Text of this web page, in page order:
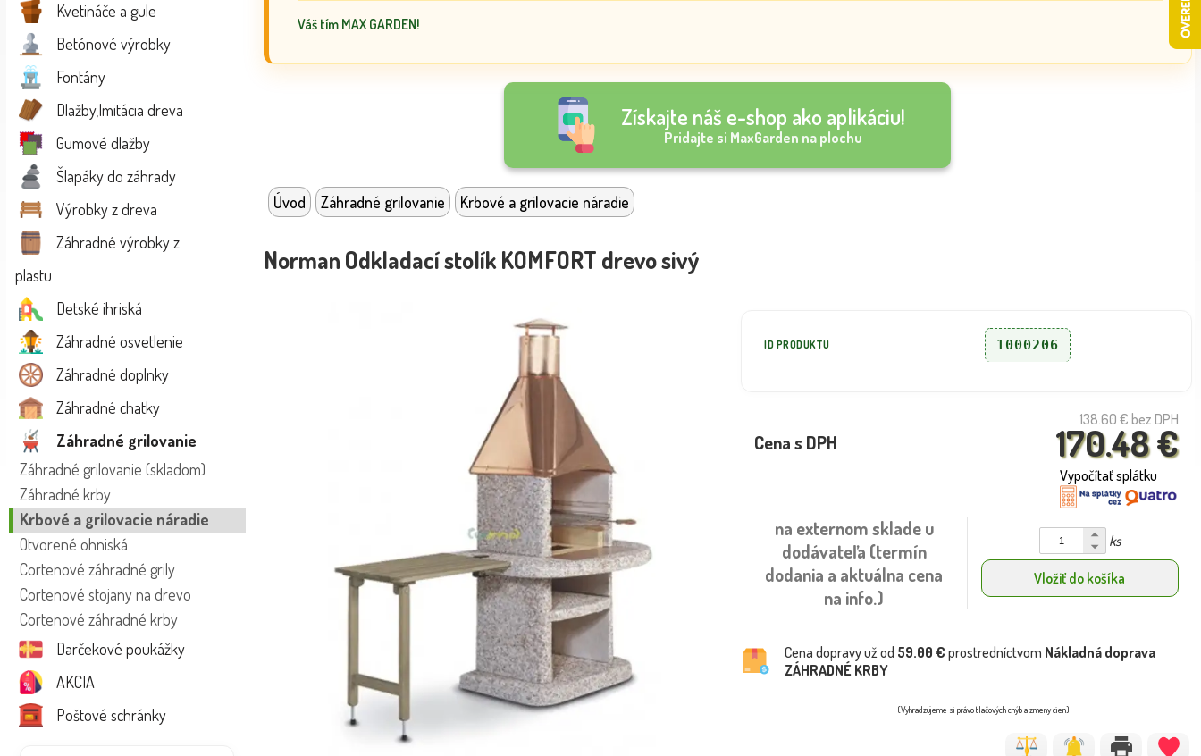
Kvetináče a gule
Betónové výrobky
Fontány
Dlažby,Imitácia dreva
Gumové dlažby
Šlapáky do záhrady
Výrobky z dreva
Záhradné výrobky z
plastu
Detské ihriská
Záhradné osvetlenie
Záhradné doplnky
Záhradné chatky
Záhradné grilovanie
Záhradné grilovanie (skladom)
Záhradné krby
Krbové a grilovacie náradie
Otvorené ohniská
Cortenové záhradné grily
Cortenové stojany na drevo
Cortenové záhradné krby
Darčekové poukážky
AKCIA
Poštové schránky
Váš tím MAX GARDEN!
Získajte náš e-shop ako aplikáciu!
Pridajte si MaxGarden na plochu
Úvod Záhradné grilovanie Krbové a grilovacie náradie
Norman Odkladací stolík KOMFORT drevo sivý
ID PRODUKTU 1000206
138.60 € bez DPH
170.48 €
Cena s DPH
Vypočítať splátku
na externom sklade u
dodávateľa (termín
dodania a aktuálna cena
na info.)
ks
Vložiť do košíka
Cena dopravy už od 59.00 € prostredníctvom Nákladná doprava
ZÁHRADNÉ KRBY
(Vyhradzujeme si právo tlačových chýb a zmeny cien)